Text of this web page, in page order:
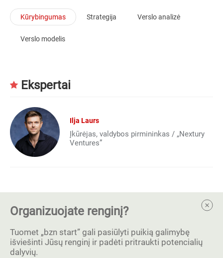
Kūrybingumas Strategija Verslo analizė
Verslo modelis
Ekspertai
Ilja Laurs
Įkūrėjas, valdybos pirmininkas / „Nextury
Ventures”
Organizuojate renginį?
Tuomet „bzn start” gali pasiūlyti puikią galimybę
išviešinti Jūsų renginį ir padėti pritraukti potencialių
dalyvių.